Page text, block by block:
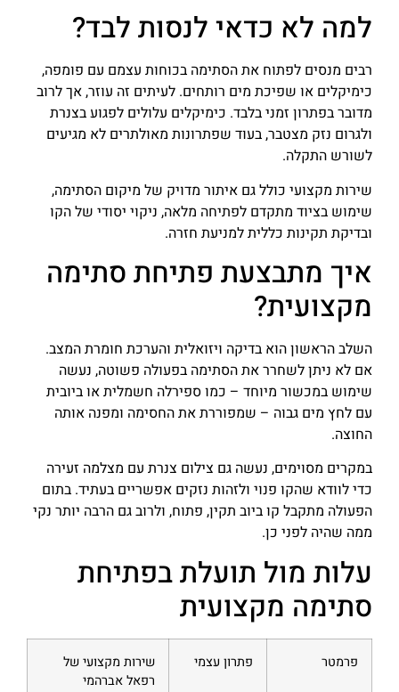
למה לא כדאי לנסות לבד?
רבים מנסים לפתוח את הסתימה בכוחות עצמם עם פומפה,
כימיקלים או שפיכת מים רותחים. לעיתים זה עוזר, אך לרוב
מדובר בפתרון זמני בלבד. כימיקלים עלולים לפגוע בצנרת
ולגרום נזק מצטבר, בעוד שפתרונות מאולתרים לא מגיעים
לשורש התקלה.
שירות מקצועי כולל גם איתור מדויק של מיקום הסתימה,
שימוש בציוד מתקדם לפתיחה מלאה, ניקוי יסודי של הקו
ובדיקת תקינות כללית למניעת חזרה.
איך מתבצעת פתיחת סתימה
מקצועית?
השלב הראשון הוא בדיקה ויזואלית והערכת חומרת המצב.
אם לא ניתן לשחרר את הסתימה בפעולה פשוטה, נעשה
שימוש במכשור מיוחד – כמו ספירלה חשמלית או ביובית
עם לחץ מים גבוה – שמפוררת את החסימה ומפנה אותה
החוצה.
במקרים מסוימים, נעשה גם צילום צנרת עם מצלמה זעירה
כדי לוודא שהקו פנוי ולזהות נזקים אפשריים בעתיד. בתום
הפעולה מתקבל קו ביוב תקין, פתוח, ולרוב גם הרבה יותר נקי
ממה שהיה לפני כן.
עלות מול תועלת בפתיחת
סתימה מקצועית
פרמטר פתרון עצמי
שירות מקצועי של
רפאל אברהמי